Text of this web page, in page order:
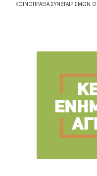
ΚΟΙΝΟΠΡΑΞΙΑ